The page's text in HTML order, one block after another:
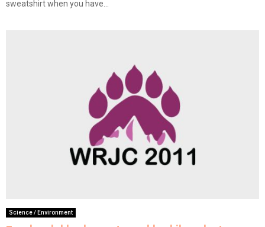
sweatshirt when you have...
Science / Environment